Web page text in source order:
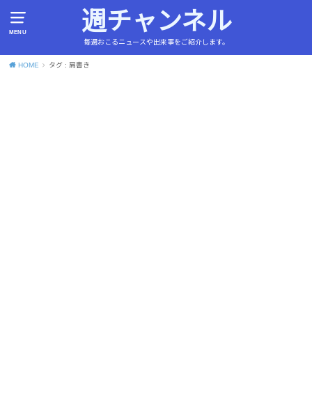
MENU 週チャンネル
毎週おこるニュースや出来事をご紹介します。
HOME タグ : 肩書き